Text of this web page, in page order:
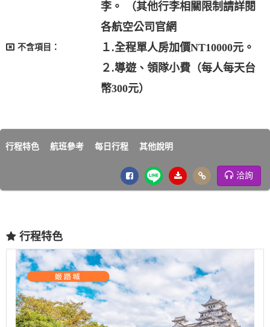
李。 （其他行李相關限制請詳閱
各航空公司官網
不含項目：
１.全程單人房加價NT10000元。
２.導遊、領隊小費（每人每天台
幣300元）
行程特色 航班參考 每日行程 其他說明
洽詢
行程特色